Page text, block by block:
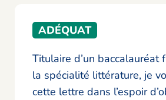
ADÉQUAT
Titulaire d’un baccalauréat
la spécialité littérature, je
cette lettre dans l’espoir